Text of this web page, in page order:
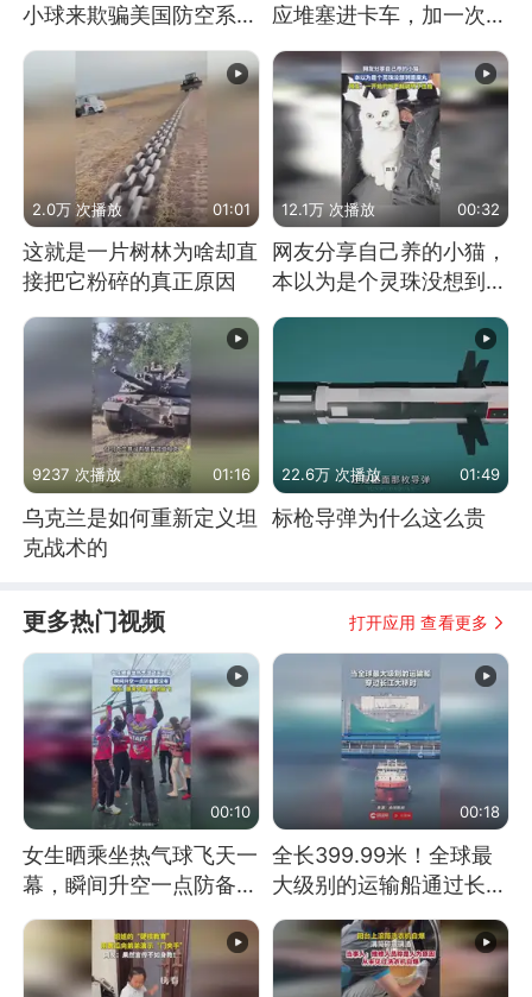
小球来欺骗美国防空系统
的
应堆塞进卡车，加一次燃
料能跑几十年
2.0万 次播放 01:01
这就是一片树林为啥却直
接把它粉碎的真正原因
12.1万 次播放 00:32
网友分享自己养的小猫，
本以为是个灵珠没想到是
9237 次播放 01:16
乌克兰是如何重新定义坦
克战术的
22.6万 次播放 01:49
标枪导弹为什么这么贵
更多热门视频 打开应用 查看更多
00:10
女生晒乘坐热气球飞天一
幕，瞬间升空一点防备都
没有
00:18
全长399.99米！全球最
大级别的运输船通过长江
大桥这一幕，太震撼了！